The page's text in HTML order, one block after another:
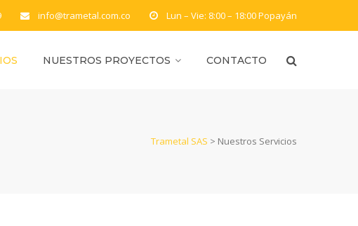
info@trametal.com.co Lun – Vie: 8:00 – 18:00Popayán
NUESTROS PROYECTOS CONTACTO
Trametal SAS > Nuestros Servicios